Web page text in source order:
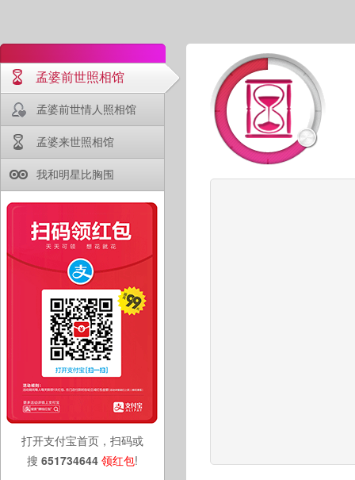
孟婆前世照相馆
孟婆前世情人照相馆
孟婆来世照相馆
我和明星比胸围
打开支付宝首页，扫码或
搜 651734644 领红包!